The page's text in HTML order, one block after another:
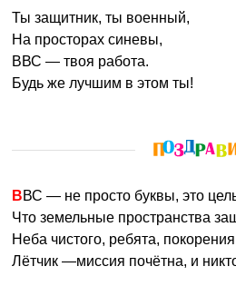
Ты защитник, ты военный,
На просторах синевы,
ВВС — твоя работа.
Будь же лучшим в этом ты!
ВВС — не просто буквы, это
Что земельные пространства
Неба чистого, ребята,
Лётчик —миссия почётна, и